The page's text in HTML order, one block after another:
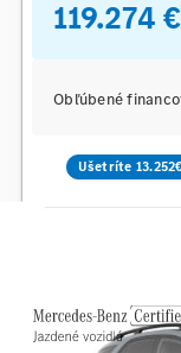
119.274 €
Obľúbené
Ušetríte 13.252€